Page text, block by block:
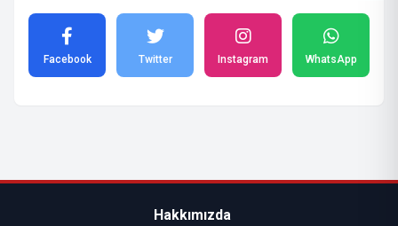
Facebook Twitter Instagram WhatsApp
Hakkımızda